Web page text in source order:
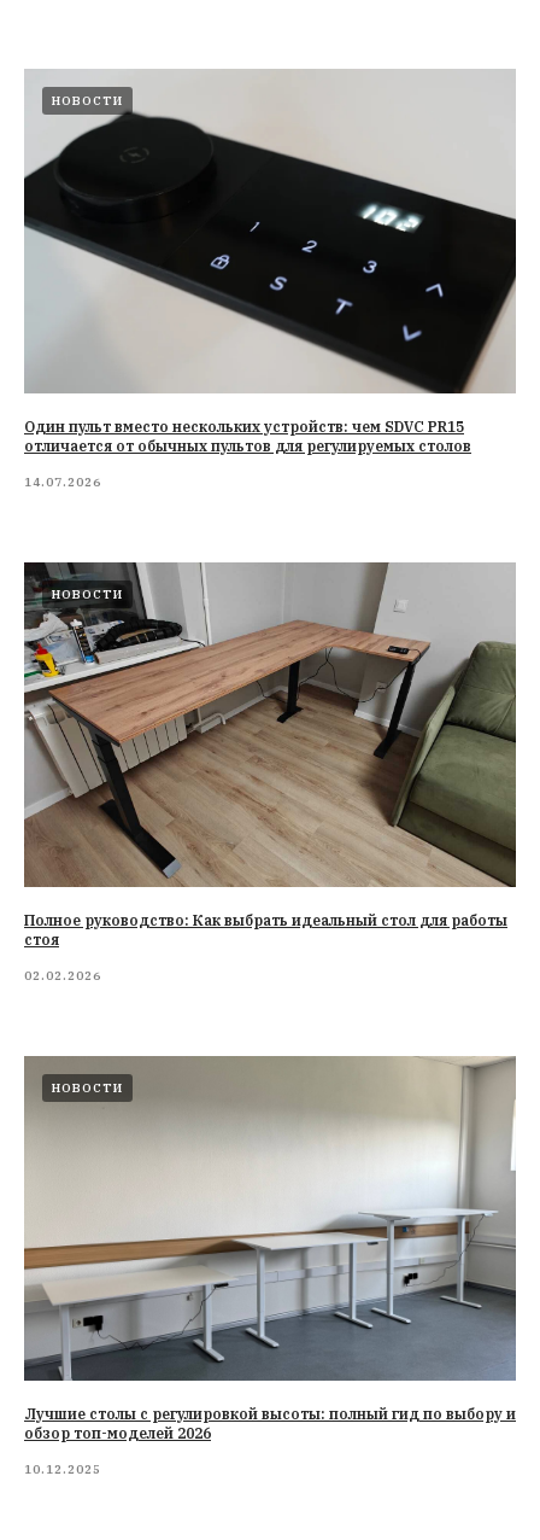
НОВОСТИ
Один пульт вместо нескольких устройств: чем SDVC PR15
отличается от обычных пультов для регулируемых столов
14.07.2026
НОВОСТИ
Полное руководство: Как выбрать идеальный стол для работы
стоя
02.02.2026
НОВОСТИ
Лучшие столы с регулировкой высоты: полный гид по выбору и
обзор топ-моделей 2026
10.12.2025